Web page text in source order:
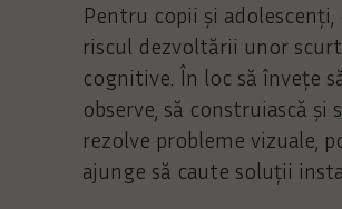
Pentru copii și adolescenți,
riscul dezvoltării unor
cognitive. În loc să învețe
observe, să construiască și
rezolve probleme vizuale,
ajunge să caute soluții